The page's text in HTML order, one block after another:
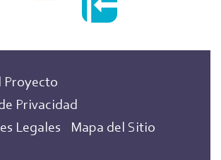
Proyecto
Privacidad
Legales
Mapa del Sitio